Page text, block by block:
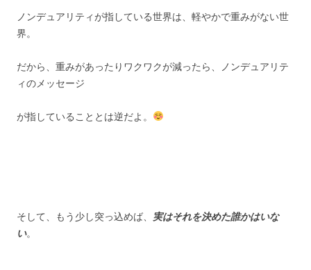
ノンデュアリティが指している世界は、軽やかで重みがない世
界。
だから、重みがあったりワクワクが減ったら、ノンデュアリテ
ィのメッセージ
が指していることとは逆だよ。
そして、もう少し突っ込めば、 実はそれを決めた誰かはいな
い。